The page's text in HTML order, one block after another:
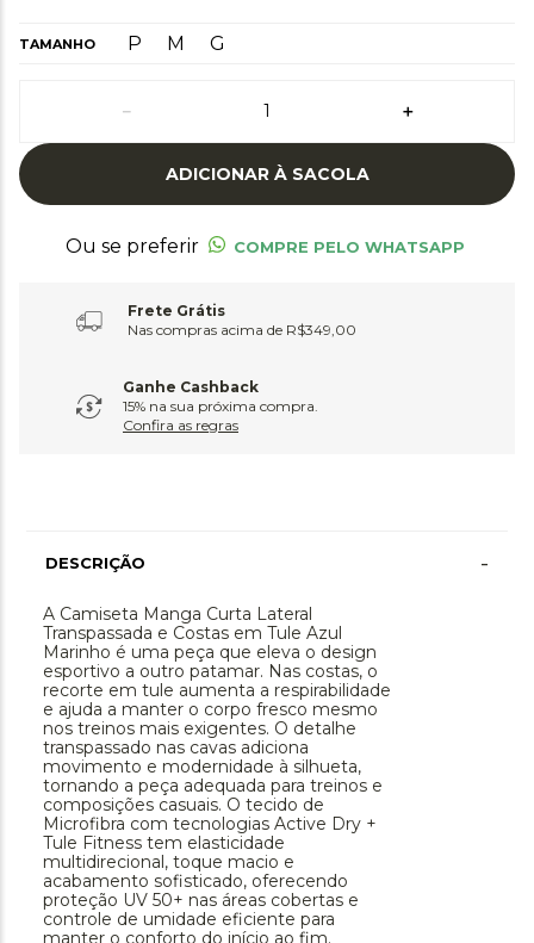
TAMANHO G
M
P
＋
－
ADICIONAR À SACOLA
Ou se preferir COMPRE PELO WHATSAPP
Frete Grátis
Nas compras acima de R$349,00
Ganhe Cashback
15% na sua próxima compra.
Confira as regras
DESCRIÇÃO -
A Camiseta Manga Curta Lateral
Transpassada e Costas em Tule Azul
Marinho é uma peça que eleva o design
esportivo a outro patamar. Nas costas, o
recorte em tule aumenta a respirabilidade
e ajuda a manter o corpo fresco mesmo
nos treinos mais exigentes. O detalhe
transpassado nas cavas adiciona
movimento e modernidade à silhueta,
tornando a peça adequada para treinos e
composições casuais. O tecido de
Microfibra com tecnologias Active Dry +
Tule Fitness tem elasticidade
multidirecional, toque macio e
acabamento sofisticado, oferecendo
proteção UV 50+ nas áreas cobertas e
controle de umidade eficiente para
manter o conforto do início ao fim.